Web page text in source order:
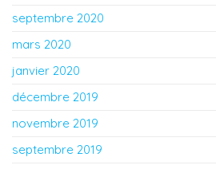
septembre 2020
mars 2020
janvier 2020
décembre 2019
novembre 2019
septembre 2019